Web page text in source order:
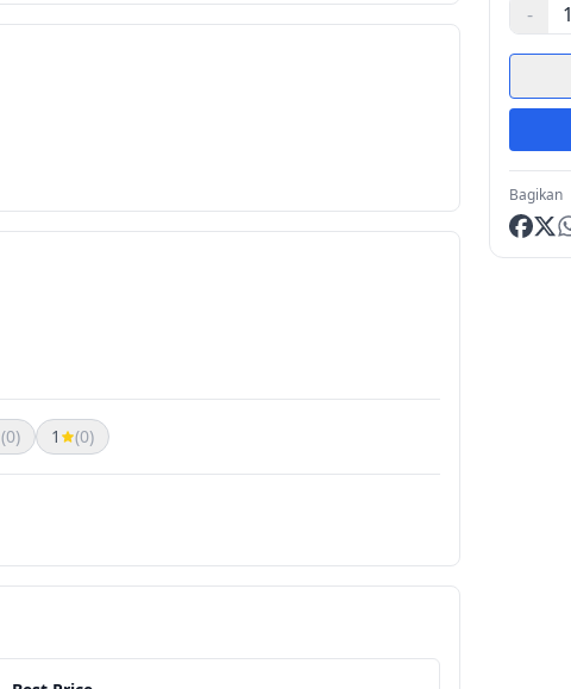
(0) 1 (0)
- 1
Bagikan